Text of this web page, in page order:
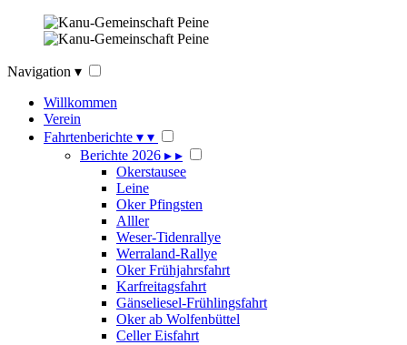
Navigation ▾
Willkommen
Verein
Fahrtenberichte ▾ ▾
Berichte 2026 ▸ ▸
Okerstausee
Leine
Oker Pfingsten
Alller
Weser-Tidenrallye
Werraland-Rallye
Oker Frühjahrsfahrt
Karfreitagsfahrt
Gänseliesel-Frühlingsfahrt
Oker ab Wolfenbüttel
Celler Eisfahrt